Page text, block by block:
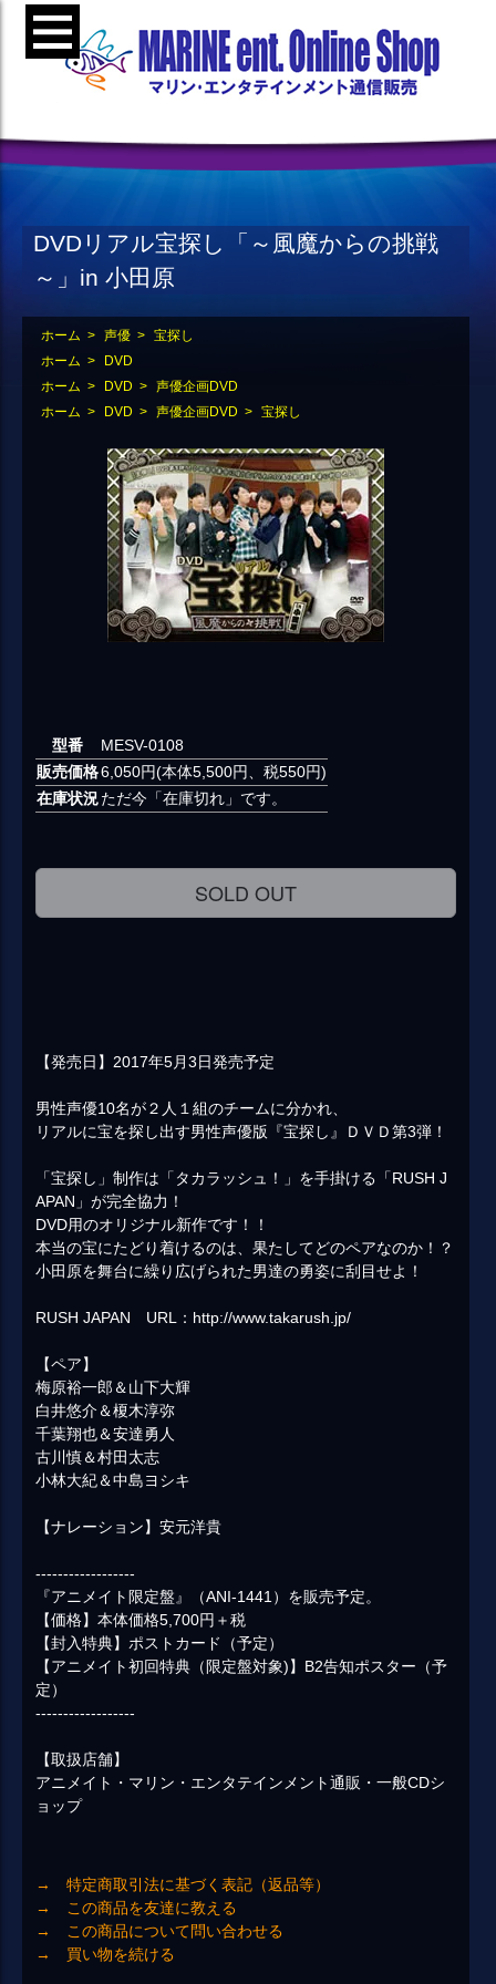
DVDリアル宝探し「～風魔からの挑戦
～」in 小田原
ホーム > 声優 > 宝探し
ホーム >
DVD
ホーム > DVD > 声優企画DVD
ホーム > DVD > 声優企画DVD > 宝探し
型番
MESV-0108
販売価格6,050円(本体5,500円、税550円)
在庫状況ただ今「在庫切れ」です。
SOLD OUT
【発売日】2017年5月3日発売予定
男性声優10名が２人１組のチームに分かれ、
リアルに宝を探し出す男性声優版『宝探し』ＤＶＤ第3弾！
「宝探し」制作は「タカラッシュ！」を手掛ける「RUSH J
APAN」が完全協力！
DVD用のオリジナル新作です！！
本当の宝にたどり着けるのは、果たしてどのペアなのか！？
小田原を舞台に繰り広げられた男達の勇姿に刮目せよ！
RUSH JAPAN URL：http://www.takarush.jp/
【ペア】
梅原裕一郎＆山下大輝
白井悠介＆榎木淳弥
千葉翔也＆安達勇人
古川慎＆村田太志
小林大紀＆中島ヨシキ
【ナレーション】安元洋貴
------------------
『アニメイト限定盤』（ANI-1441）を販売予定。
【価格】本体価格5,700円＋税
【封入特典】ポストカード（予定）
【アニメイト初回特典（限定盤対象)】B2告知ポスター（予
定）
------------------
【取扱店舗】
アニメイト・マリン・エンタテインメント通販・一般CDシ
ョップ
→ 特定商取引法に基づく表記（返品等）
→ この商品を友達に教える
→ この商品について問い合わせる
→ 買い物を続ける